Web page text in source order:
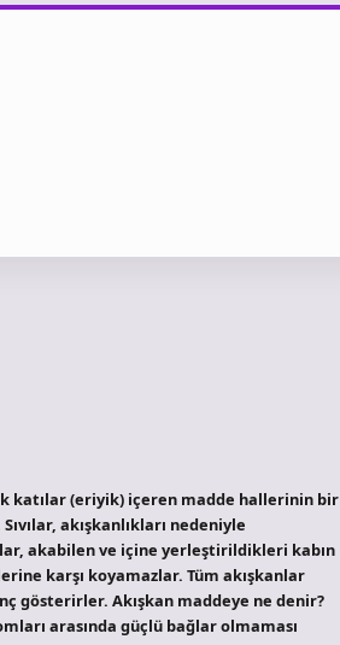
katılar (eriyik) içeren madde hallerinin bir
akışkanlıkları nedeniyle
akabilen ve içine yerleştirildikleri kabın
karşı koyamazlar. Tüm akışkanlar
gösterirler. Akışkan maddeye ne denir?
arasında güçlü bağlar olmaması